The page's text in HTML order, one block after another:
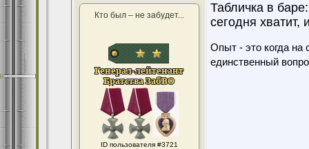
Кто был – не забудет...
ID пользователя #3721
Табличка в
сегодня
Опыт - это когда на
единственный